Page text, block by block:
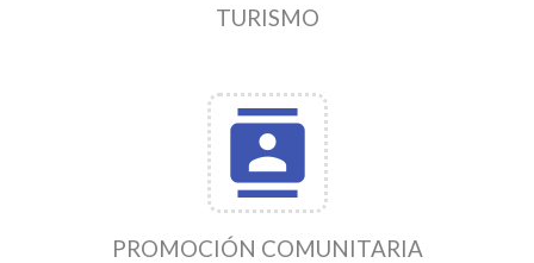
TURISMO
contacts
PROMOCIÓN COMUNITARIA